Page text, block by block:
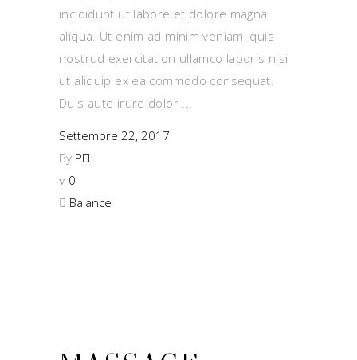
incididunt ut labore et dolore magna
aliqua. Ut enim ad minim veniam, quis
nostrud exercitation ullamco laboris nisi
ut aliquip ex ea commodo consequat.
Duis aute irure dolor
Settembre 22, 2017
By PFL
0
Balance